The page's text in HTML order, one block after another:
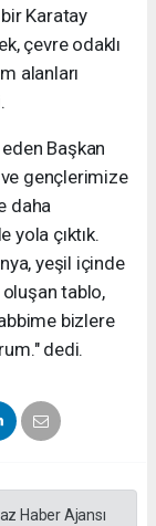
Karatay
çevre odaklı
alanları
Başkan
ve gençlerimize
daha
yola çıktık.
yeşil içinde
tablo,
bizlere
dedi.
Haber Ajansı